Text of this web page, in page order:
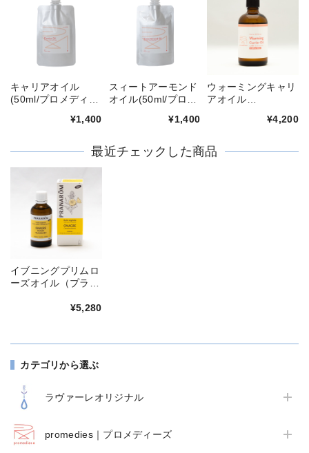
カテゴリから選ぶ
ラヴァーレオリジナル
promedies｜プロメディーズ
キャリアオイル
(50ml/プロメディー
¥1,400
スィートアーモンド
オイル(50ml/プロメ
¥1,400
ウォーミングキャリ
アオイル
ロメディーズ）¥4,200
最近チェックした商品
イブニングプリムロ
ーズオイル（プラナ
¥5,280